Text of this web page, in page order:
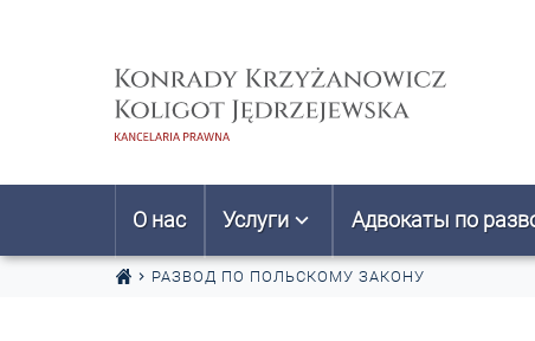
О нас Услуги Адвокаты по
РАЗВОД ПО ПОЛЬСКОМУ ЗАКОНУ